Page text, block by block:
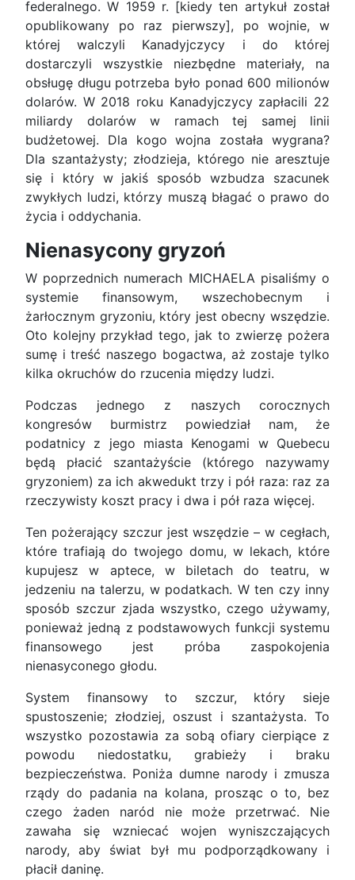
federalnego. W 1959 r. [kiedy ten artykuł został
opublikowany po raz pierwszy], po wojnie, w
której walczyli Kanadyjczycy i do której
dostarczyli wszystkie niezbędne materiały, na
obsługę długu potrzeba było ponad 600 milionów
dolarów. W 2018 roku Kanadyjczycy zapłacili 22
miliardy dolarów w ramach tej samej linii
budżetowej. Dla kogo wojna została wygrana?
Dla szantażysty; złodzieja, którego nie aresztuje
się i który w jakiś sposób wzbudza szacunek
zwykłych ludzi, którzy muszą błagać o prawo do
życia i oddychania.
Nienasycony gryzoń
W poprzednich numerach MICHAELA pisaliśmy o
systemie finansowym, wszechobecnym i
żarłocznym gryzoniu, który jest obecny wszędzie.
Oto kolejny przykład tego, jak to zwierzę pożera
sumę i treść naszego bogactwa, aż zostaje tylko
kilka okruchów do rzucenia między ludzi.
Podczas jednego z naszych corocznych
kongresów burmistrz powiedział nam, że
podatnicy z jego miasta Kenogami w Quebecu
będą płacić szantażyście (którego nazywamy
gryzoniem) za ich akwedukt trzy i pół raza: raz za
rzeczywisty koszt pracy i dwa i pół raza więcej.
Ten pożerający szczur jest wszędzie – w cegłach,
które trafiają do twojego domu, w lekach, które
kupujesz w aptece, w biletach do teatru, w
jedzeniu na talerzu, w podatkach. W ten czy inny
sposób szczur zjada wszystko, czego używamy,
ponieważ jedną z podstawowych funkcji systemu
finansowego jest próba zaspokojenia
nienasyconego głodu.
System finansowy to szczur, który sieje
spustoszenie; złodziej, oszust i szantażysta. To
wszystko pozostawia za sobą ofiary cierpiące z
powodu niedostatku, grabieży i braku
bezpieczeństwa. Poniża dumne narody i zmusza
rządy do padania na kolana, prosząc o to, bez
czego żaden naród nie może przetrwać. Nie
zawaha się wzniecać wojen wyniszczających
narody, aby świat był mu podporządkowany i
płacił daninę.